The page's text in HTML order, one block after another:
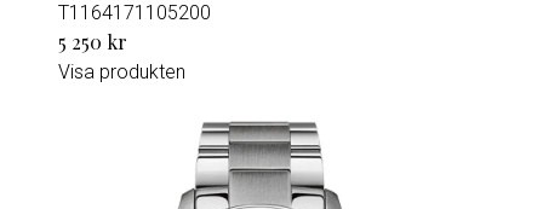
T1164171105200
5 250 kr
Visa produkten